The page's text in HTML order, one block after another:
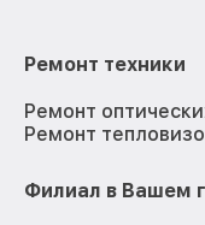
Ремонт техники
Ремонт
Ремонт
Филиал в Вашем